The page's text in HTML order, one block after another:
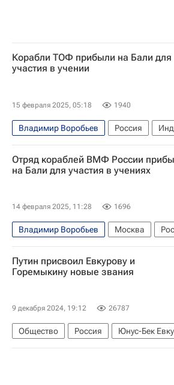
Корабли ТОФ прибыли на Бали для
участия в учении
15 февраля 2025, 05:18 1940
Владимир Воробьев Россия
Бали
Безопасность
Отряд кораблей ВМФ России
на Бали для участия в учениях
14 февраля 2025, 11:28 1696
Владимир Воробьев Москва
Индонезия
Прабово Субианто
Безопасность
Путин присвоил Евкурову и
Горемыкину новые звания
9 декабря 2024, 19:12 26787
Общество Россия
Юнус-Бек
Виктор Горемыкин
Владимир Путин